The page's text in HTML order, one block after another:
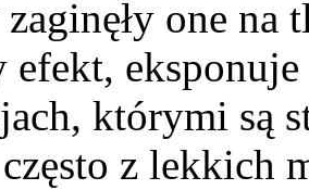
one
którymi są
z lekkich